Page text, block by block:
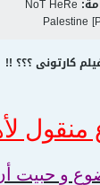
NoT HeRe
Palestine
كارتونى ؟؟؟ !!
و حبيت